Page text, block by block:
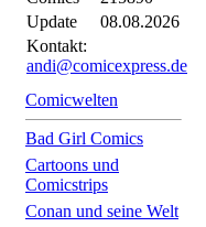
Update
08.08.2026
Kontakt:
andi@comicexpress.de
Comicwelten
Bad Girl Comics
Cartoons und
Comicstrips
Conan und seine Welt